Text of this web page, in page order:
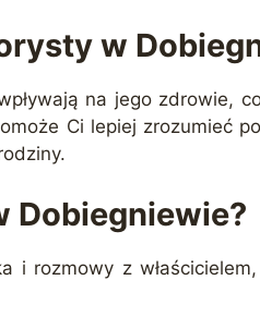
w
na jego zdrowie,
Ci lepiej zrozumieć
Dobiegniewie?
i rozmowy z